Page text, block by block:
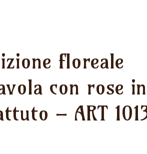
floreale
con rose in
– ART